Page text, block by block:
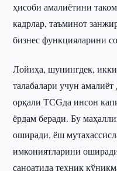
ҳисоби амалиётини
кадрлар, таъминот
бизнес функцияларини
Лойиҳа, шунингдек,
талабалари учун
орқали ТСGда инсон
ёрдам беради. Бу
оширади, ёш
имкониятларини
саноатида техник